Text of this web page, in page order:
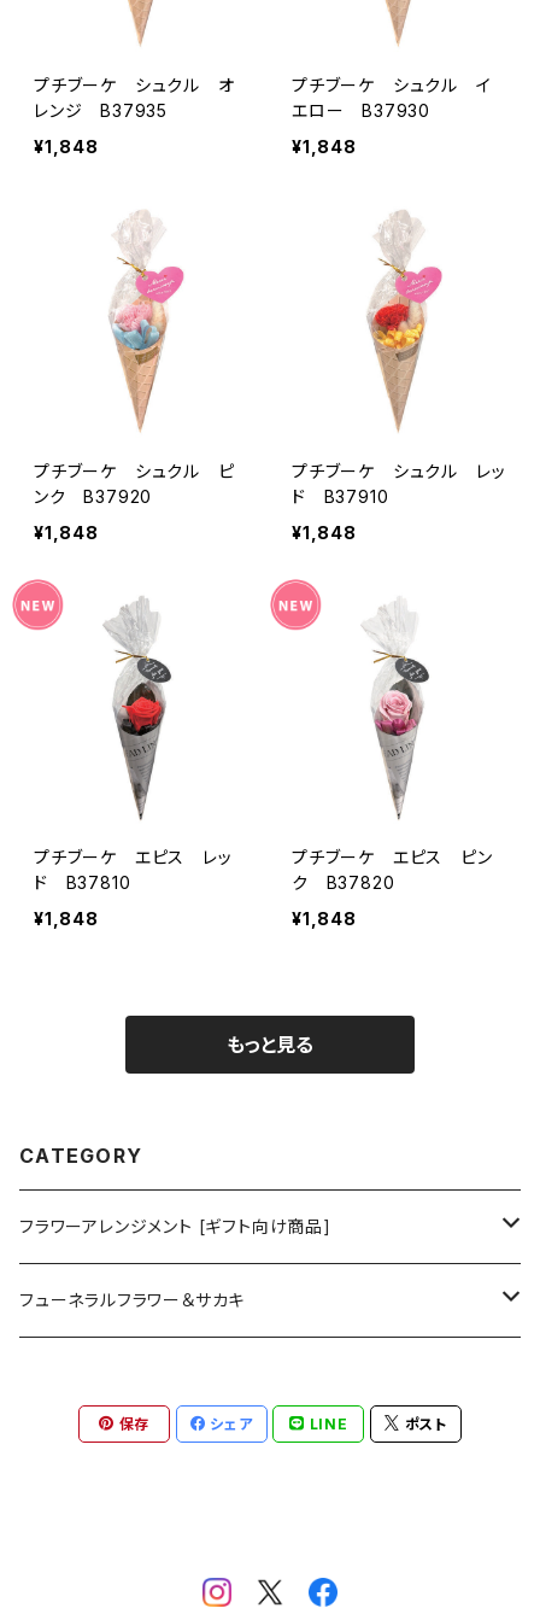
プチブーケ シュクル オ
レンジ B37935
¥1,848
プチブーケ シュクル イ
エロー B37930
¥1,848
プチブーケ シュクル ピ
ンク B37920
¥1,848
プチブーケ シュクル レッ
ド B37910
¥1,848
プチブーケ エピス レッ
ド B37810
¥1,848
プチブーケ エピス ピン
ク B37820
¥1,848
もっと見る
CATEGORY
フラワーアレンジメント [ギフト向け商品]
プリザーブドフラワーアレンジメント
フラワーリース＆ブーケ
フューネラルフラワー＆サカキ
花器付き
お供えアレンジメント
保存 シェア LINE ポスト